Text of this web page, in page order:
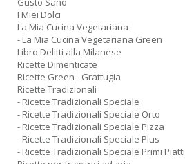
I Miei Dolci
La Mia Cucina Vegetariana
- La Mia Cucina Vegetariana Green
Libro Delitti alla Milanese
Ricette Dimenticate
Ricette Green - Grattugia
Ricette Tradizionali
- Ricette Tradizionali Speciale
- Ricette Tradizionali Speciale Orto
- Ricette Tradizionali Speciale Pizza
- Ricette Tradizionali Speciale Plus
- Ricette Tradizionali Speciale Primi Piatti